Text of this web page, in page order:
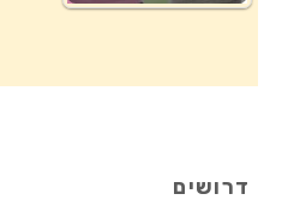
דרושים